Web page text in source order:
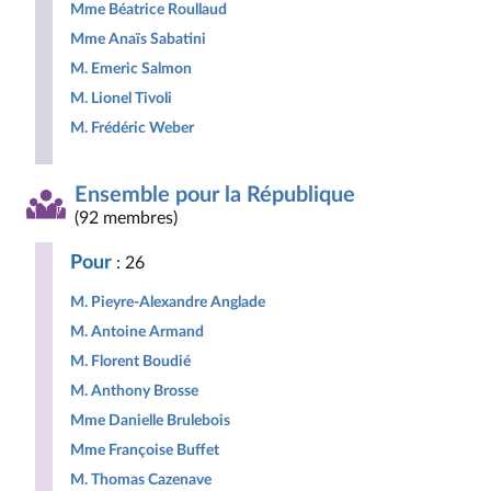
Mme Béatrice Roullaud
Mme Anaïs Sabatini
M. Emeric Salmon
M. Lionel Tivoli
M. Frédéric Weber
Ensemble pour la République
(92 membres)
Pour : 26
M. Pieyre-Alexandre Anglade
M. Antoine Armand
M. Florent Boudié
M. Anthony Brosse
Mme Danielle Brulebois
Mme Françoise Buffet
M. Thomas Cazenave